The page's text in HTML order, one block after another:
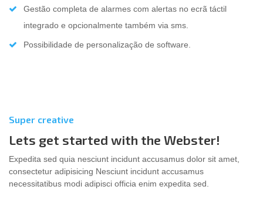
Gestão completa de alarmes com alertas no ecrã táctil
integrado e opcionalmente também via sms.
Possibilidade de personalização de software.
Super creative
Lets get started with the Webster!
Expedita sed quia nesciunt incidunt accusamus dolor sit amet,
consectetur adipisicing Nesciunt incidunt accusamus
necessitatibus modi adipisci officia enim expedita sed.